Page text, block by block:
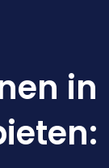
in